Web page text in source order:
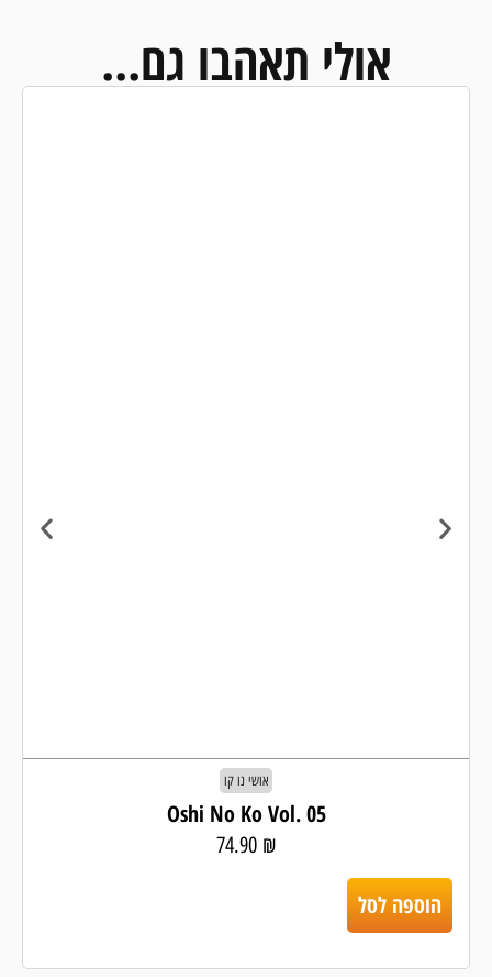
אולי תאהבו גם...
אושי נו קו
Oshi No Ko Vol. 05
74.90 ₪
הוספה לסל